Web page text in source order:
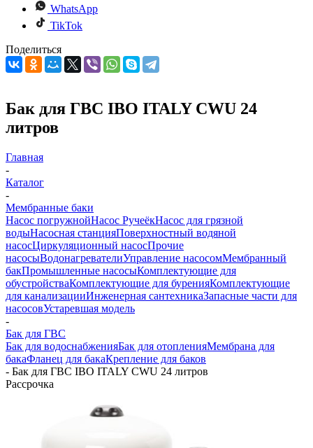
WhatsApp
TikTok
Поделиться
Бак для ГВС IBO ITALY CWU 24
литров
Главная
-
Каталог
-
Мембранные баки
Насос погружнойНасос РучеёкНасос для грязной
водыНасосная станцияПоверхностный водяной
насосЦиркуляционный насосПрочие
насосыВодонагревателиУправление насосомМембранный
бакПромышленные насосыКомплектующие для
обустройстваКомплектующие для буренияКомплектующие
для канализацииИнженерная сантехникаЗапасные части для
насосовУстаревшая модель
-
Бак для ГВС
Бак для водоснабженияБак для отопленияМембрана для
бакаФланец для бакаКрепление для баков
- Бак для ГВС IBO ITALY CWU 24 литров
Рассрочка